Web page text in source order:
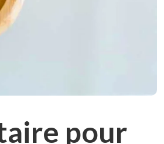
pour